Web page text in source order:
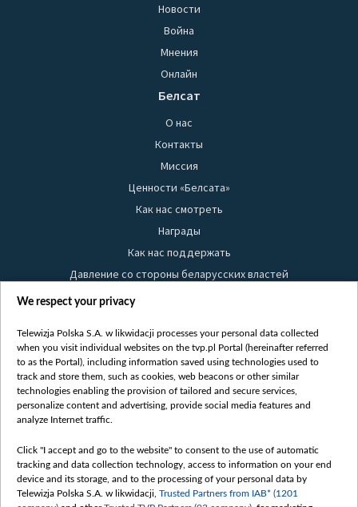
Новости
Война
Мнения
Онлайн
Белсат
О нас
Контакты
Миссия
Ценности «Белсата»
Как нас смотреть
Награды
Как нас поддержать
Давление со стороны беларусских властей
Правила использования материалов
Безопасность
Youtube
Белсат news
Белсат Life
Belsat English
Biełsat PL
Белсат Now
We respect your privacy
Telewizja Polska S.A. w likwidacji processes your personal data collected
when you visit individual websites on the tvp.pl Portal (hereinafter referred
to as the Portal), including information saved using technologies used to
track and store them, such as cookies, web beacons or other similar
technologies enabling the provision of tailored and secure services,
personalize content and advertising, provide social media features and
analyze Internet traffic.
Click "I accept and go to the website" to consent to the use of automatic
tracking and data collection technology, access to information on your end
device and its storage, and to the processing of your personal data by
Telewizja Polska S.A. w likwidacji, Trusted Partners from IAB* (1201